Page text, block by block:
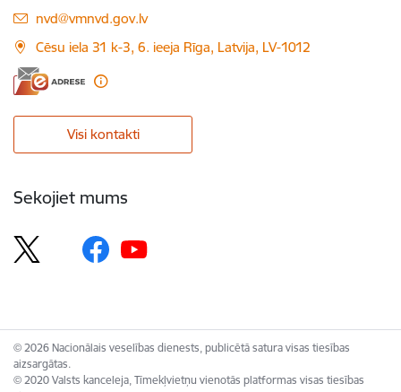
E-pasts:
nvd@vmnvd.gov.lv
Cēsu iela 31 k-3, 6. ieeja Rīga, Latvija, LV-1012
Visi kontakti
Sekojiet mums
© 2026 Nacionālais veselības dienests, publicētā satura visas tiesības
aizsargātas.
© 2020 Valsts kanceleja, Tīmekļvietņu vienotās platformas visas tiesības